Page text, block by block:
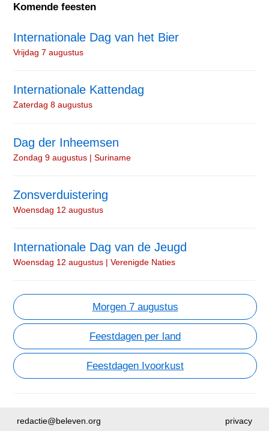
Komende feesten
Internationale Dag van het Bier
Vrijdag 7 augustus
Internationale Kattendag
Zaterdag 8 augustus
Dag der Inheemsen
Zondag 9 augustus | Suriname
Zonsverduistering
Woensdag 12 augustus
Internationale Dag van de Jeugd
Woensdag 12 augustus | Verenigde Naties
Morgen 7 augustus
Feestdagen per land
Feestdagen Ivoorkust
privacy
redactie@beleven.org